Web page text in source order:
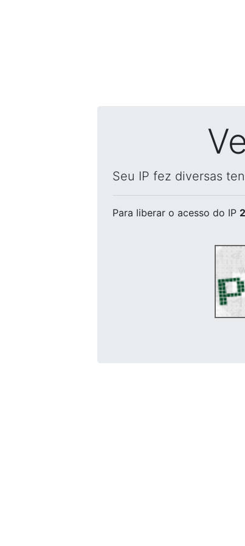
Seu IP fez diversas
Para liberar o acesso do IP